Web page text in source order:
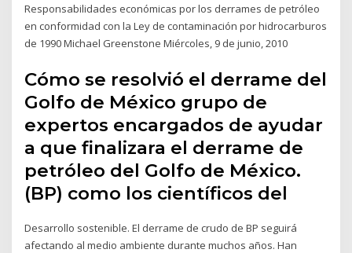
Responsabilidades económicas por los derrames de petróleo
en conformidad con la Ley de contaminación por hidrocarburos
de 1990 Michael Greenstone Miércoles, 9 de junio, 2010
Cómo se resolvió el derrame del
Golfo de México grupo de
expertos encargados de ayudar
a que finalizara el derrame de
petróleo del Golfo de México.
(BP) como los científicos del
Desarrollo sostenible. El derrame de crudo de BP seguirá
afectando al medio ambiente durante muchos años. Han